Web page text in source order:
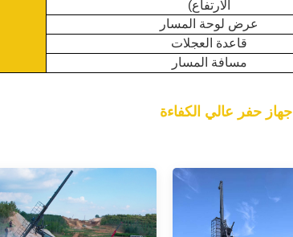
الارتفاع)
عرض لوحة المسار
قاعدة العجلات
مسافة المسار
جهاز حفر عالي الكفاءة